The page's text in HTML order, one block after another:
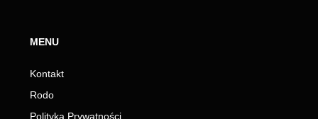
MENU
Kontakt
Rodo
Polityka Prywatności